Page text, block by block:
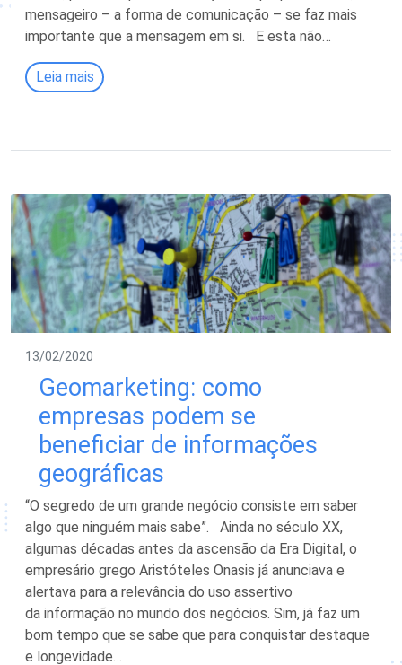
mensageiro – a forma de comunicação – se faz mais
importante que a mensagem em si. E esta não…
Leia mais
13/02/2020
Geomarketing: como
empresas podem se
beneficiar de informações
geográficas
“O segredo de um grande negócio consiste em saber
algo que ninguém mais sabe”. Ainda no século XX,
algumas décadas antes da ascensão da Era Digital, o
empresário grego Aristóteles Onasis já anunciava e
alertava para a relevância do uso assertivo
da informação no mundo dos negócios. Sim, já faz um
bom tempo que se sabe que para conquistar destaque
e longevidade…